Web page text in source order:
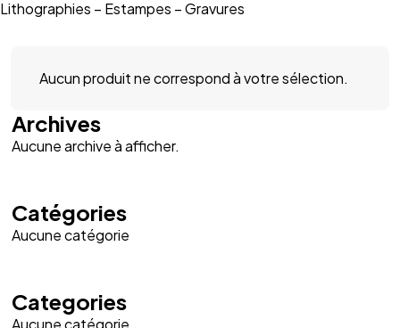
Lithographies – Estampes – Gravures
Aucun produit ne correspond à votre sélection.
Archives
Aucune archive à afficher.
Catégories
Aucune catégorie
Categories
Aucune catégorie